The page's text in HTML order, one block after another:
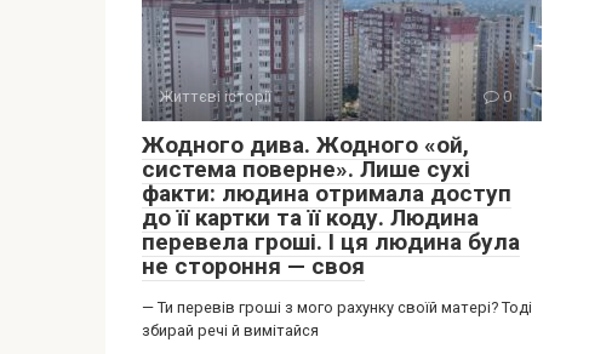
Життєві історії 0
Жодного дива. Жодного «ой,
система поверне». Лише сухі
факти: людина отримала доступ
до її картки та її коду. Людина
перевела гроші. І ця людина була
не стороння — своя
— Ти перевів гроші з мого рахунку своїй матері? Тоді
збирай речі й вимітайся